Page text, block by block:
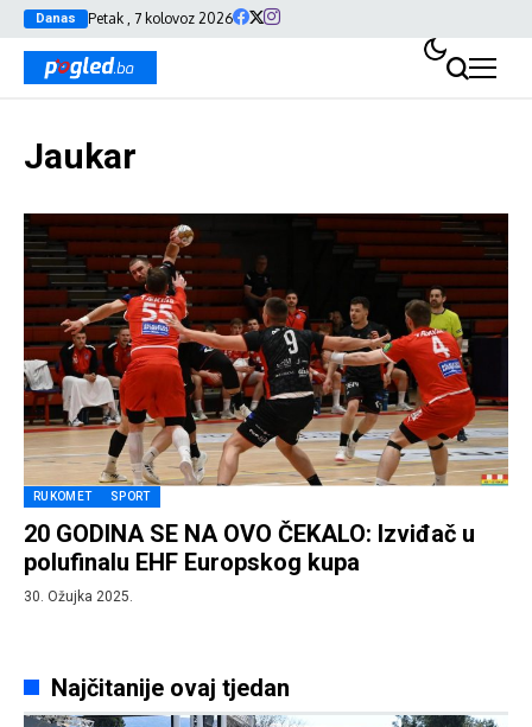
Danas Petak , 7 kolovoz 2026
Jaukar
RUKOMET SPORT
20 GODINA SE NA OVO ČEKALO: Izviđač u
polufinalu EHF Europskog kupa
30. Ožujka 2025.
Najčitanije ovaj tjedan